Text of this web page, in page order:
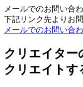
メールでのお問い合わ
下記リンク先よりお
メールでのお問い合
クリエイター
クリエイトす